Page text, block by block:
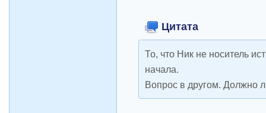
Цитата
То, что Ник не носитель
начала.
Вопрос в другом. Должно